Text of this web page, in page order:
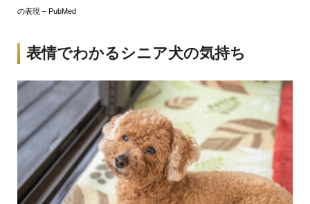
の表現 – PubMed
表情でわかるシニア犬の気持ち